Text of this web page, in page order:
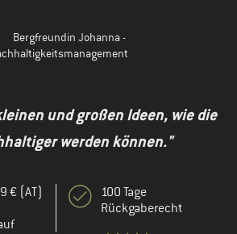
Bergfreundin Johanna -
und großen Ideen, wie die
werden können."
€ (AT)
100 Tage
Rückgaberecht